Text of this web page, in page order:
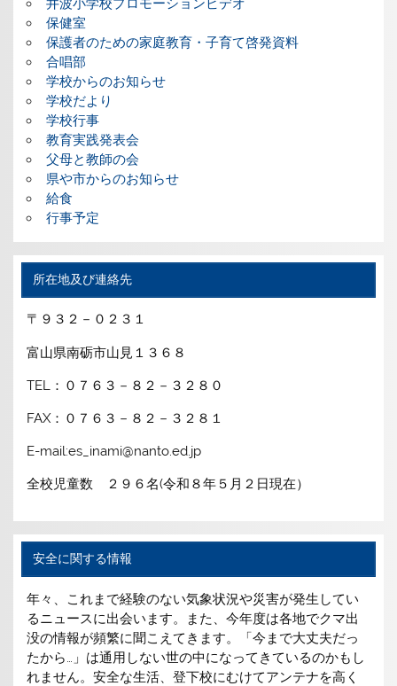
井波小学校プロモーションビデオ
保健室
保護者のための家庭教育・子育て啓発資料
合唱部
学校からのお知らせ
学校だより
学校行事
教育実践発表会
父母と教師の会
県や市からのお知らせ
給食
行事予定
所在地及び連絡先
〒９３２－０２３１
富山県南砺市山見１３６８
TEL：０７６３－８２－３２８０
FAX：０７６３－８２－３２８１
E-mail:es_inami@nanto.ed.jp
全校児童数 ２９６名(令和８年５月２日現在）
安全に関する情報
年々、これまで経験のない気象状況や災害が発生してい
るニュースに出会います。また、今年度は各地でクマ出
没の情報が頻繁に聞こえてきます。「今まで大丈夫だっ
たから…」は通用しない世の中になってきているのかもし
れません。安全な生活、登下校にむけてアンテナを高く